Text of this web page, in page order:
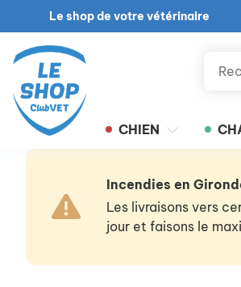
Le shop de votre vétérinaire
CHIEN
Incendies en
Les livraisons vers
jour et faisons le